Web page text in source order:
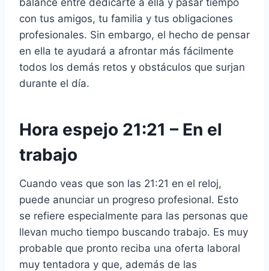
con tus amigos, tu familia y tus obligaciones
profesionales. Sin embargo, el hecho de pensar
en ella te ayudará a afrontar más fácilmente
todos los demás retos y obstáculos que surjan
durante el día.
Hora espejo 21:21 – En el
trabajo
Cuando veas que son las 21:21 en el reloj,
puede anunciar un progreso profesional. Esto
se refiere especialmente para las personas que
llevan mucho tiempo buscando trabajo. Es muy
probable que pronto reciba una oferta laboral
muy tentadora y que, además de las